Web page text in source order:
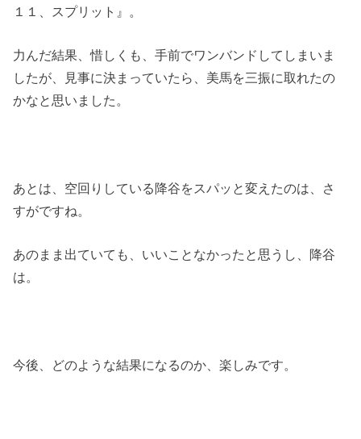
１１、スプリット』。
力んだ結果、惜しくも、手前でワンバンドしてしまいま
したが、見事に決まっていたら、美馬を三振に取れたの
かなと思いました。
あとは、空回りしている降谷をスパッと変えたのは、さ
すがですね。
あのまま出ていても、いいことなかったと思うし、降谷
は。
今後、どのような結果になるのか、楽しみです。